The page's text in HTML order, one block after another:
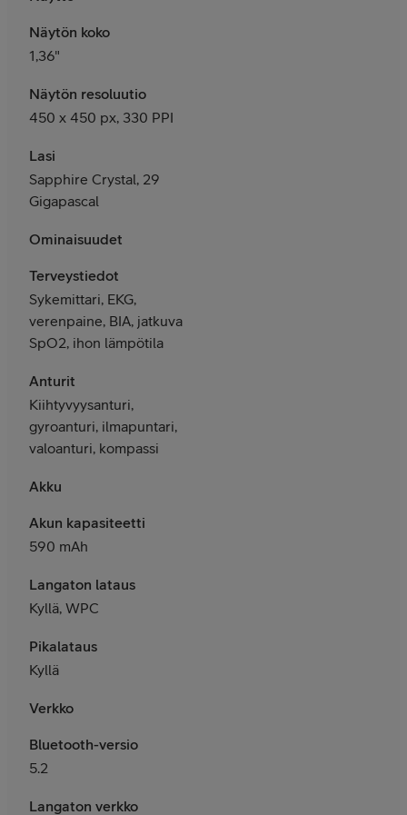
Näytön koko
1,36"
Näytön resoluutio
450 x 450 px, 330 PPI
Lasi
Sapphire Crystal, 29
Gigapascal
Ominaisuudet
Terveystiedot
Sykemittari, EKG,
verenpaine, BIA, jatkuva
SpO2, ihon lämpötila
Anturit
Kiihtyvyysanturi,
gyroanturi, ilmapuntari,
valoanturi, kompassi
Akku
Akun kapasiteetti
590 mAh
Langaton lataus
Kyllä, WPC
Pikalataus
Kyllä
Verkko
Bluetooth-versio
5.2
Langaton verkko